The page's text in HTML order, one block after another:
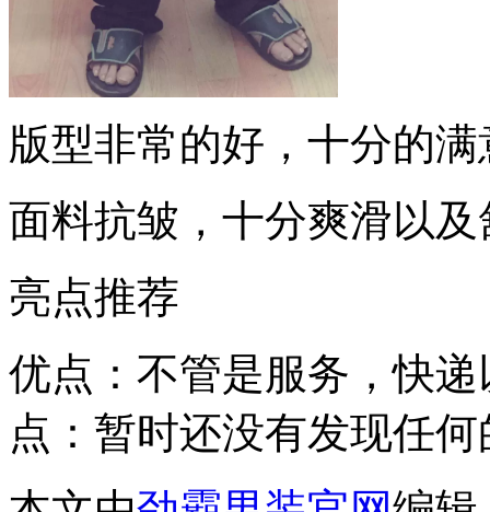
版型非常的好，十分的满
面料抗皱，十分爽滑以及
亮点推荐
优点：不管是服务，快
点：暂时还没有发现任